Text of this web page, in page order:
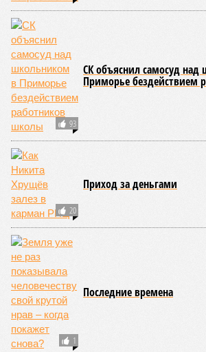
Земля уже не раз показывала человечеству
покажет снова? (фото: АР-
Природа постоянно вступает в
она стремится всё на планете держать в
не особенно церемонится с окружающей
массовые катастрофы в прошлом – какими
ждут нас со дня на день и чем грозят?
РассказСтивена Кинга
последствия очередного апокалипсиса,
вызванного группой биологов,
этой мерзости». В реальной жизни
исследователей в организации конца
понадобиться: природа сама разберётся,
уменьшить масштабы человеческой
(фото: en.wikipedia.org)